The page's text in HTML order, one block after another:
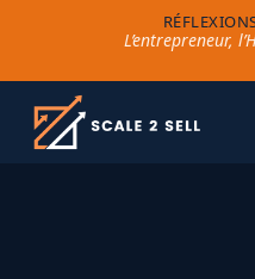
L’entrepreneur,